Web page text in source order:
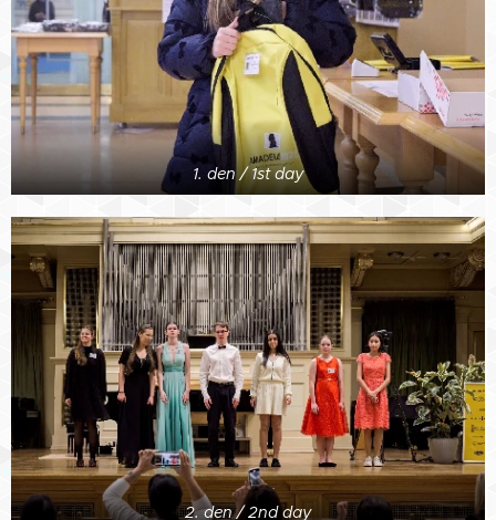
1. den / 1st day
2. den / 2nd day